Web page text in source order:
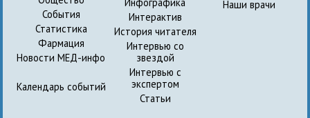
События
Статистика
Фармация
Новости МЕД-инфо
Календарь событий
Интерактив
История читателя
Интервью со
звездой
Интервью с
экспертом
Статьи
Наши врачи